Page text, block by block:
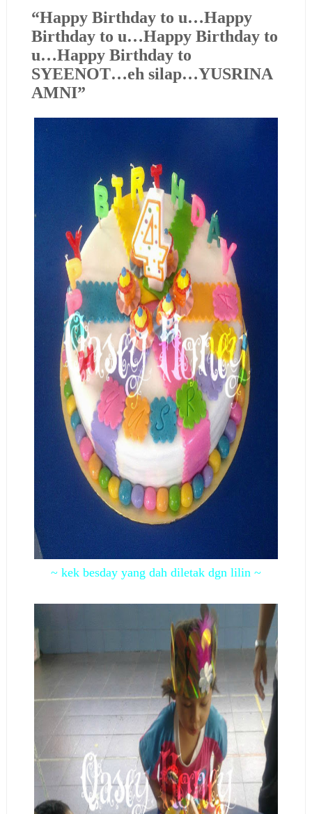
“Happy Birthday to u…Happy
Birthday to u…Happy Birthday to
u…Happy Birthday to
SYEENOT…eh silap…YUSRINA
AMNI”
~ kek besday yang dah diletak dgn lilin ~